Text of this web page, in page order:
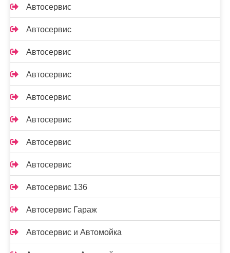
Автосервис
Автосервис
Автосервис
Автосервис
Автосервис
Автосервис
Автосервис
Автосервис
Автосервис 136
Автосервис Гараж
Автосервис и Автомойка